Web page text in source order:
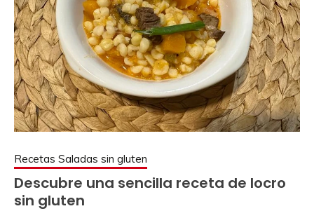
Recetas Saladas sin gluten
Descubre una sencilla receta de locro
sin gluten